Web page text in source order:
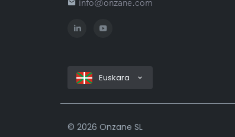
info@onzane.com
Euskara
© 2026 Onzane SL